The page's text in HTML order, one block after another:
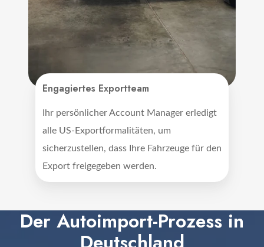
Engagiertes Exportteam
Ihr persönlicher Account Manager erledigt
alle US-Exportformalitäten, um
sicherzustellen, dass Ihre Fahrzeuge für den
Export freigegeben werden.
Der Autoimport-Prozess in